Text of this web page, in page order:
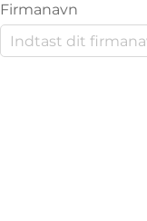
Firmanavn